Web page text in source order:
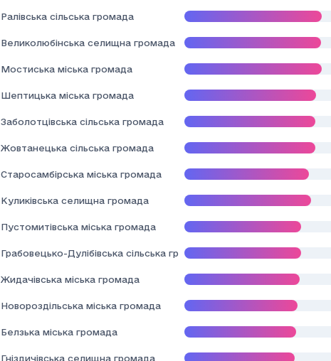
Ралівська сільська громада
Великолюбінська селищна громада
Мостиська міська громада
Шептицька міська громада
Заболотцівська сільська громада
Жовтанецька сільська громада
Старосамбірська міська громада
Куликівська селищна громада
Пустомитівська міська громада
Грабовецько-Дулібівська сільська громада
Жидачівська міська громада
Новороздільська міська громада
Белзька міська громада
Гніздичівська селищна громада